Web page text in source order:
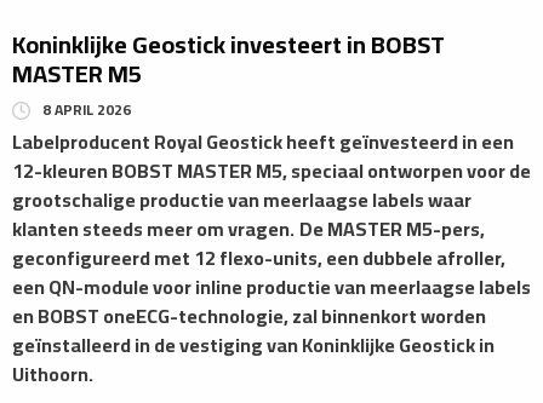
Koninklijke Geostick investeert in BOBST
MASTER M5
8 APRIL 2026
Labelproducent Royal Geostick heeft geïnvesteerd in een
12-kleuren BOBST MASTER M5, speciaal ontworpen voor de
grootschalige productie van meerlaagse labels waar
klanten steeds meer om vragen.De MASTER M5-pers,
geconfigureerd met 12 flexo-units, een dubbele afroller,
een QN-module voor inline productie van meerlaagse labels
en BOBST oneECG-technologie, zal binnenkort worden
geïnstalleerd in de vestiging van Koninklijke Geostick in
Uithoorn.